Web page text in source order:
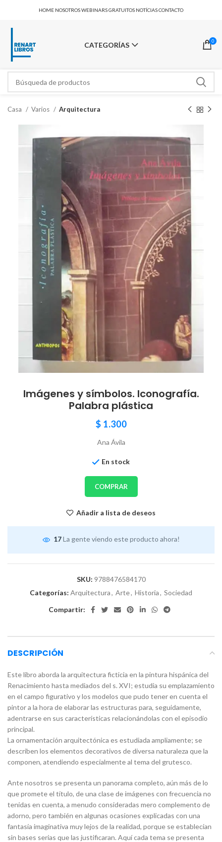
HOME NOSOTROSWEBINARS GRATUITOS NOTÍCIASCONTACTO
CATEGORÍAS 0
Casa Varios Arquitectura
Imágenes y símbolos. Iconografía.
Palabra plástica
$ 1.300
Ana Ávila
En stock
COMPRAR
Añadir a lista de deseos
17 La gente viendo este producto ahora!
SKU: 9788476584170
Categorías: Arquitectura, Arte, Historia, Sociedad
Compartir:
DESCRIPCIÓN
Este libro aborda la arquitectura ficticia en la pintura hispánica del
Renacimiento hasta mediados del s. XVI; estudia su emplazamiento
en el campo figurativo y los modelos que pudo tener en cuenta el
pintor a la hora de elaborar las estructuras para, seguidamente,
adentrarse en sus características relacionándolas con el episodio
principal.
La ornamentación arquitectónica es estudiada ampliamente; se
describen los elementos decorativos de diversa naturaleza que la
componen, atendiendo especialmente al tema del grutesco.
Ante nosotros se presenta un panorama completo, aún más de lo
que promete el título, de una clase de imágenes con frecuencia no
tenidas en cuenta, a menudo consideradas mero complemento de
adorno, pero también en algunas ocasiones explicadas con una
fantasía imaginativa muy lejos de la realidad, porque se establecían
sin bases serias que las justificaran. Aquí cada tema se presenta